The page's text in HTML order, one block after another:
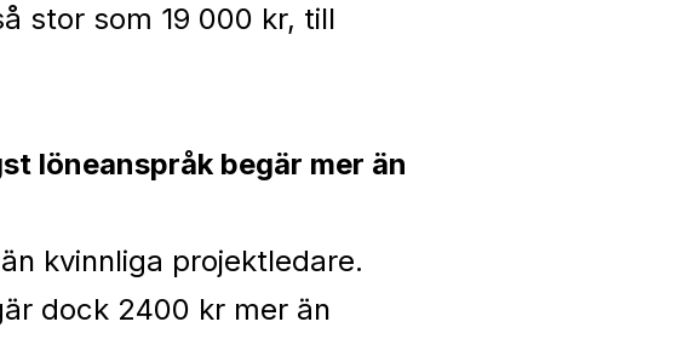
stor som 19 000 kr, till
löneanspråk begär mer än
kvinnliga projektledare.
dock 2400 kr mer än